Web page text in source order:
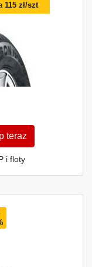
115 zł/szt
teraz
i floty